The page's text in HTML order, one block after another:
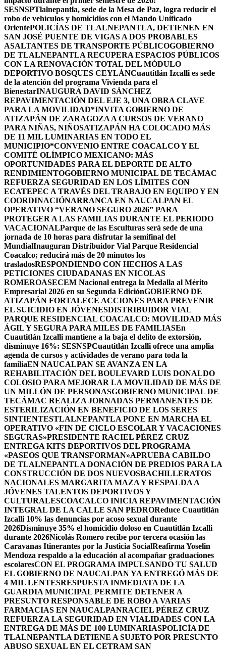
SESNSPTlalnepantla, sede de la Mesa de Paz, logra reducir el
robo de vehículos y homicidios con el Mando Unificado
OrientePOLICÍAS DE TLALNEPANTLA, ​DETIENEN EN
SAN JOSÉ PUENTE DE VIGAS A DOS PROBABLES
ASALTANTES DE TRANSPORTE PÚBLICOGOBIERNO
DE TLALNEPANTLA RECUPERA ESPACIOS PÚBLICOS
CON LA RENOVACIÓN TOTAL DEL MÓDULO
DEPORTIVO BOSQUES CEYLÁNCuautitlán Izcalli es sede
de la atención del programa Vivienda para el
BienestarINAUGURA DAVID SÁNCHEZ
REPAVIMENTACIÓN DEL EJE 3, UNA OBRA CLAVE
PARA LA MOVILIDAD*INVITA GOBIERNO DE
ATIZAPÁN DE ZARAGOZA A CURSOS DE VERANO
PARA NIÑAS, NIÑOSATIZAPÁN HA COLOCADO MÁS
DE 11 MIL LUMINARIAS EN TODO EL
MUNICIPIO*CONVENIO ENTRE COACALCO Y EL
COMITÉ OLÍMPICO MEXICANO: MÁS
OPORTUNIDADES PARA EL DEPORTE DE ALTO
RENDIMIENTOGOBIERNO MUNICIPAL DE TECÁMAC
REFUERZA SEGURIDAD EN LOS LÍMITES CON
ECATEPEC A TRAVÉS DEL TRABAJO EN EQUIPO Y EN
COORDINACIÓNARRANCA EN NAUCALPAN EL
OPERATIVO “VERANO SEGURO 2026” PARA
PROTEGER A LAS FAMILIAS DURANTE EL PERIODO
VACACIONALParque de las Esculturas será sede de una
jornada de 10 horas para disfrutar la semifinal del
MundialInauguran Distribuidor Vial Parque Residencial
Coacalco; reducirá más de 20 minutos los
trasladosRESPONDIENDO CON HECHOS A LAS
PETICIONES CIUDADANAS EN NICOLAS
ROMEROASECEM Nacional entrega la Medalla al Mérito
Empresarial 2026 en su Segunda EdiciónGOBIERNO DE
ATIZAPÁN FORTALECE ACCIONES PARA PREVENIR
EL SUICIDIO EN JÓVENESDISTRIBUIDOR VIAL
PARQUE RESIDENCIAL COACALCO: MOVILIDAD MÁS
ÁGIL Y SEGURA PARA MILES DE FAMILIASEn
Cuautitlán Izcalli mantiene a la baja el delito de extorsión,
disminuye 16%: SESNSPCuautitlán Izcalli ofrece una amplia
agenda de cursos y actividades de verano para toda la
familiaEN NAUCALPAN SE AVANZA EN LA
REHABILITACIÓN DEL BOULEVARD LUIS DONALDO
COLOSIO PARA MEJORAR LA MOVILIDAD DE MÁS DE
UN MILLÓN DE PERSONASGOBIERNO MUNICIPAL DE
TECÁMAC REALIZA JORNADAS PERMANENTES DE
ESTERILIZACIÓN EN BENEFICIO DE LOS SERES
SINTIENTESTLALNEPANTLA PONE EN MARCHA EL
OPERATIVO «FIN DE CICLO ESCOLAR Y VACACIONES
SEGURAS»PRESIDENTE RACIEL PÉREZ CRUZ
ENTREGA KITS DEPORTIVOS DEL PROGRAMA
«PASEOS QUE TRANSFORMAN»APRUEBA CABILDO
DE TLALNEPANTLA DONACIÓN DE PREDIOS PARA LA
CONSTRUCCIÓN DE DOS NUEVOSBACHILLERATOS
NACIONALES MARGARITA MAZA Y RESPALDA A
JÓVENES TALENTOS DEPORTIVOS Y
CULTURALESCOACALCO INICIA REPAVIMENTACIÓN
INTEGRAL DE LA CALLE SAN PEDROReduce Cuautitlán
Izcalli 10% las denuncias por acoso sexual durante
2026Disminuye 35% el homicidio doloso en Cuautitlán Izcalli
durante 2026Nicolás Romero recibe por tercera ocasión las
Caravanas Itinerantes por la Justicia SocialReafirma Yoselin
Mendoza respaldo a la educación al acompañar graduaciones
escolaresCON EL PROGRAMA IMPULSANDO TU SALUD
EL GOBIERNO DE NAUCALPAN YA ENTREGÓ MÁS DE
4 MIL LENTESRESPUESTA INMEDIATA DE LA
GUARDIA MUNICIPAL PERMITE DETENER A
PRESUNTO RESPONSABLE DE ROBO A VARIAS
FARMACIAS EN NAUCALPANRACIEL PÉREZ CRUZ
REFUERZA LA SEGURIDAD EN VIALIDADES CON LA
ENTREGA DE MÁS DE 100 LUMINARIASPOLICÍA DE
TLALNEPANTLA DETIENE A SUJETO POR PRESUNTO
ABUSO SEXUAL EN EL CETRAM SAN